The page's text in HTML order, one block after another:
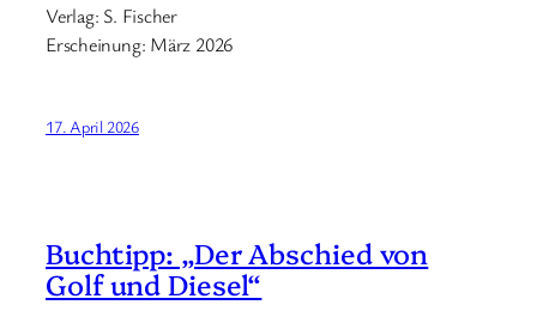
Verlag: S. Fischer
Erscheinung: März 2026
17. April 2026
Buchtipp: „Der Abschied von
Golf und Diesel“